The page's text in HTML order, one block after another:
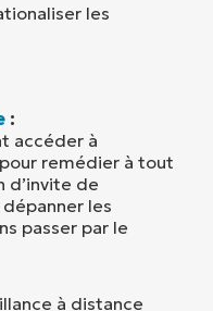
les
:
accéder à
remédier à tout
d’invite de
les
passer par le
à distance